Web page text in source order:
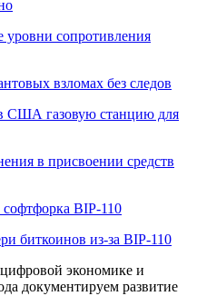
сопротивления
взломах без следов
США газовую станцию для
в присвоении средств
софтфорка BIP-110
биткоинов из-за BIP-110
экономике и
документируем развитие